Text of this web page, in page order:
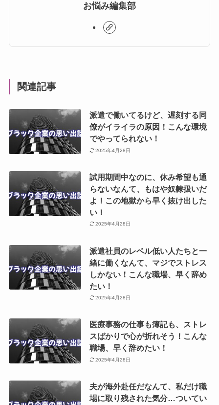
お悩み編集部
関連記事
派遣で働いてるけど、遅刻する同
僚がイライラの原因！こんな環境
でやってられない！
2025年4月28日
試用期間中なのに、休み希望も通
らないなんて、もはや奴隷扱いだ
よ！この地獄から早く抜け出した
い！
2025年4月28日
派遣社員のレベル低い人たちと一
緒に働くなんて、マジでストレス
しかない！こんな職場、早く辞め
たい！
2025年4月28日
医療事務の仕事も簿記も、ストレ
スばかりで心が折れそう！こんな
職場、早く辞めたい！
2025年4月28日
夫が海外赴任だなんて、私だけ職
場に取り残された気分…ついてい